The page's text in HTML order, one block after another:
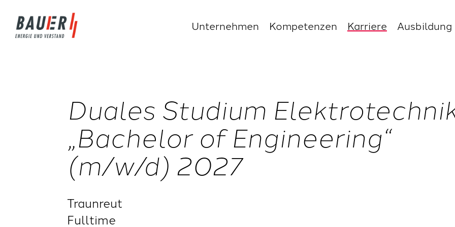
Unternehmen Kompetenzen Karriere Ausbildung
Duales Studium
„Bachelor of Engineering“
(m/w/d) 2027
Traunreut
Fulltime